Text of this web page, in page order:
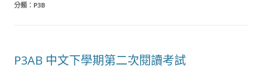
分類： P3B
P3AB 中文下學期第二次閱讀考試